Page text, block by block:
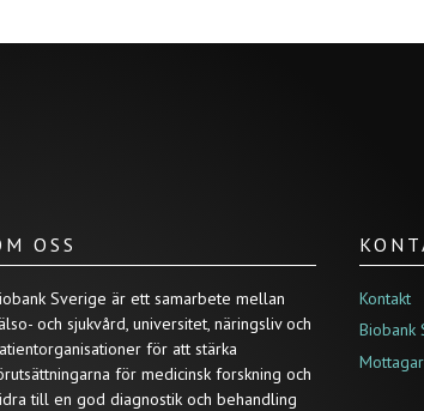
OSS
Sverige är ett samarbete mellan
och sjukvård, universitet, näringsliv och
för att stärka
för medicinsk forskning och
till en god diagnostik och behandling
Kontakt
Biobank